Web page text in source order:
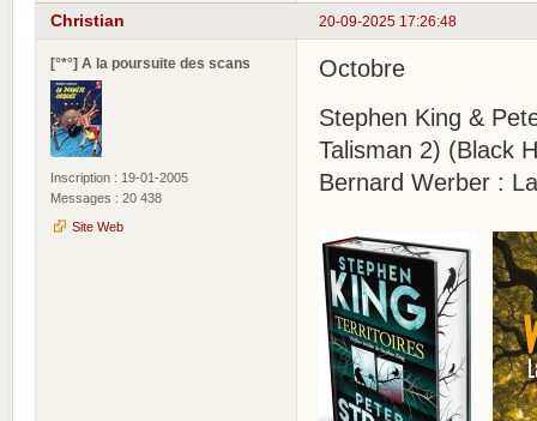
20-09-2025 17:26:48
Christian
[°*°] A la poursuite des scans
Inscription : 19-01-2005
Messages : 20 438
Site Web
Octobre
Stephen King &
Talisman 2) (Black
Bernard Werber :